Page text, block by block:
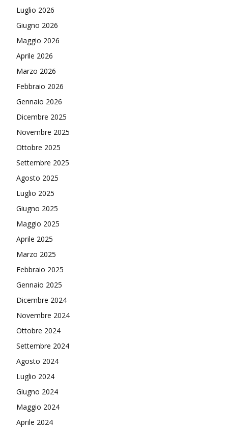
Luglio 2026
Giugno 2026
Maggio 2026
Aprile 2026
Marzo 2026
Febbraio 2026
Gennaio 2026
Dicembre 2025
Novembre 2025
Ottobre 2025
Settembre 2025
Agosto 2025
Luglio 2025
Giugno 2025
Maggio 2025
Aprile 2025
Marzo 2025
Febbraio 2025
Gennaio 2025
Dicembre 2024
Novembre 2024
Ottobre 2024
Settembre 2024
Agosto 2024
Luglio 2024
Giugno 2024
Maggio 2024
Aprile 2024